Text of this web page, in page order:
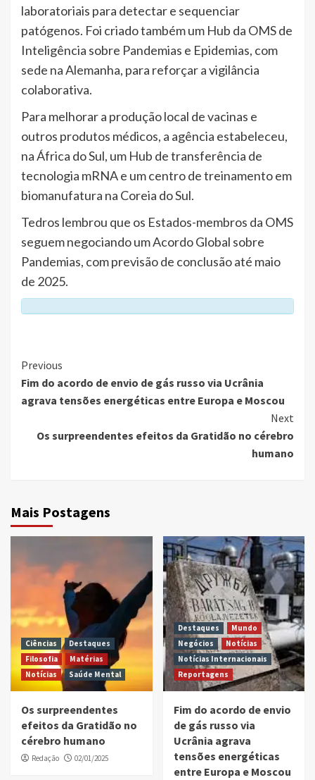
laboratoriais para detectar e sequenciar
patógenos. Foi criado também um Hub da OMS de
Inteligência sobre Pandemias e Epidemias, com
sede na Alemanha, para reforçar a vigilância
colaborativa.
Para melhorar a produção local de vacinas e
outros produtos médicos, a agência estabeleceu,
na África do Sul, um Hub de transferência de
tecnologia mRNA e um centro de treinamento em
biomanufatura na Coreia do Sul.
Tedros lembrou que os Estados-membros da OMS
seguem negociando um Acordo Global sobre
Pandemias, com previsão de conclusão até maio
de 2025.
Continue
Reading
Previous
Fim do acordo de envio de gás russo via Ucrânia
agrava tensões energéticas entre Europa e Moscou
Next
Os surpreendentes efeitos da Gratidão no cérebro
humano
Mais Postagens
Ciências
Destaques
Filosofia
Matérias
Notícias
Saúde Mental
Os surpreendentes
efeitos da Gratidão no
cérebro humano
Redação 02/01/2025
Destaques
Mundo
Negócios
Notícias
Notícias Internacionais
Reportagens
Fim do acordo de envio
de gás russo via
Ucrânia agrava
tensões energéticas
entre Europa e Moscou